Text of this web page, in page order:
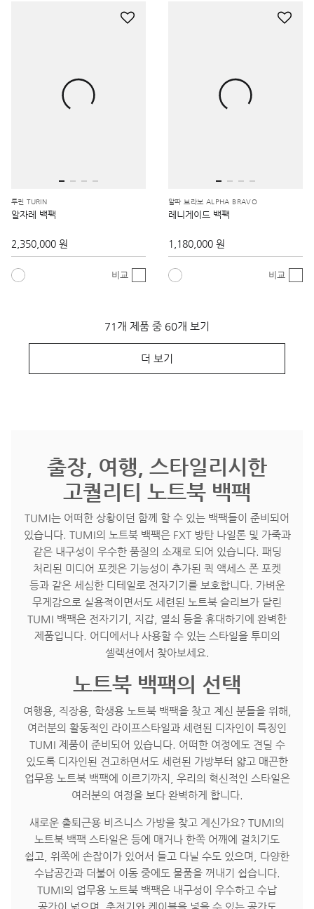
투린 TURIN
알자레 백팩
2,350,000 원
비교
알파 브라보 ALPHA BRAVO
레니게이드 백팩
1,180,000 원
비교
71개 제품 중 60개 보기
더 보기
출장, 여행, 스타일리시한
고퀄리티 노트북 백팩
TUMI는 어떠한 상황이던 함께 할 수 있는 백팩들이 준비되어
있습니다. TUMI의 노트북 백팩은 FXT 방탄 나일론 및 가죽과
같은 내구성이 우수한 품질의 소재로 되어 있습니다. 패딩
처리된 미디어 포켓은 기능성이 추가된 퀵 액세스 폰 포켓
등과 같은 세심한 디테일로 전자기기를 보호합니다. 가벼운
무게감으로 실용적이면서도 세련된 노트북 슬리브가 달린
TUMI 백팩은 전자기기, 지갑, 열쇠 등을 휴대하기에 완벽한
제품입니다. 어디에서나 사용할 수 있는 스타일을 투미의
셀렉션에서 찾아보세요.
노트북 백팩의 선택
여행용, 직장용, 학생용 노트북 백팩을 찾고 계신 분들을 위해,
여러분의 활동적인 라이프스타일과 세련된 디자인이 특징인
TUMI 제품이 준비되어 있습니다. 어떠한 여정에도 견딜 수
있도록 디자인된 견고하면서도 세련된 가방부터 얇고 매끈한
업무용 노트북 백팩에 이르기까지, 우리의 혁신적인 스타일은
여러분의 여정을 보다 완벽하게 합니다.
새로운 출퇴근용 비즈니스 가방을 찾고 계신가요? TUMI의
노트북 백팩 스타일은 등에 매거나 한쪽 어깨에 걸치기도
쉽고, 위쪽에 손잡이가 있어서 들고 다닐 수도 있으며, 다양한
수납공간과 더불어 이동 중에도 물품을 꺼내기 쉽습니다.
TUMI의 업무용 노트북 백팩은 내구성이 우수하고 수납
공간이 넓으며, 충전기와 케이블을 넣을 수 있는 공간도